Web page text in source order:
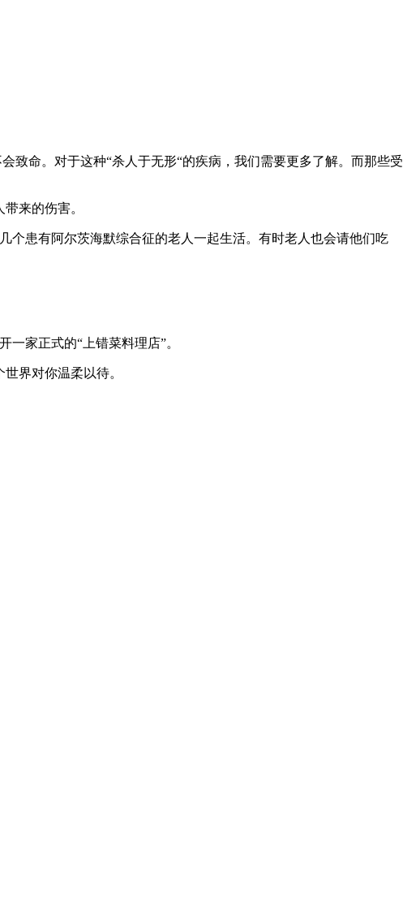
致命。对于这种“杀人于无形“的疾病，我们需要更多了解。而那些受
来的伤害。
个患有阿尔茨海默综合征的老人一起生活。有时老人也会请他们吃
家正式的“上错菜料理店”。
界对你温柔以待。